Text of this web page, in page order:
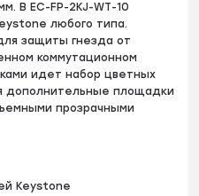
В EC-FP-2KJ-WT-10
любого типа.
защиты гнезда от
коммутационном
идет набор цветных
дополнительные площадки
прозрачными
Keystone